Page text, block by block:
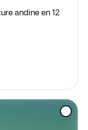
andine en 12